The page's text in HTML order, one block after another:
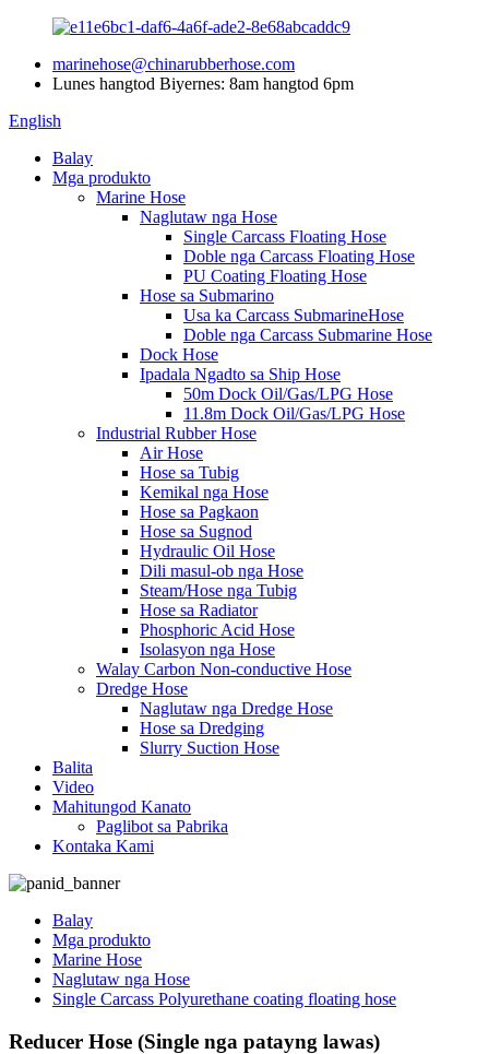
marinehose@chinarubberhose.com
Lunes hangtod Biyernes: 8am hangtod 6pm
English
Balay
Mga produkto
Marine Hose
Naglutaw nga Hose
Single Carcass Floating Hose
Doble nga Carcass Floating Hose
PU Coating Floating Hose
Hose sa Submarino
Usa ka Carcass SubmarineHose
Doble nga Carcass Submarine Hose
Dock Hose
Ipadala Ngadto sa Ship Hose
50m Dock Oil/Gas/LPG Hose
11.8m Dock Oil/Gas/LPG Hose
Industrial Rubber Hose
Air Hose
Hose sa Tubig
Kemikal nga Hose
Hose sa Pagkaon
Hose sa Sugnod
Hydraulic Oil Hose
Dili masul-ob nga Hose
Steam/Hose nga Tubig
Hose sa Radiator
Phosphoric Acid Hose
Isolasyon nga Hose
Walay Carbon Non-conductive Hose
Dredge Hose
Naglutaw nga Dredge Hose
Hose sa Dredging
Slurry Suction Hose
Balita
Video
Mahitungod Kanato
Paglibot sa Pabrika
Kontaka Kami
Balay
Mga produkto
Marine Hose
Naglutaw nga Hose
Single Carcass Polyurethane coating floating hose
Reducer Hose (Single nga patayng lawas)